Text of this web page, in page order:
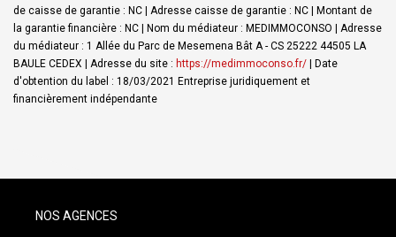
de caisse de garantie : NC | Adresse caisse de garantie : NC | Montant de
la garantie financière : NC | Nom du médiateur : MEDIMMOCONSO | Adresse
du médiateur : 1 Allée du Parc de Mesemena Bât A - CS 25222 44505 LA
BAULE CEDEX | Adresse du site : https://medimmoconso.fr/ | Date
d'obtention du label : 18/03/2021 Entreprise juridiquement et
financièrement indépendante
NOS AGENCES